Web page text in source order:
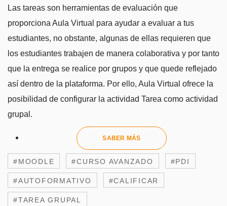
Las tareas son herramientas de evaluación que
proporciona Aula Virtual para ayudar a evaluar a tus
estudiantes, no obstante, algunas de ellas requieren que
los estudiantes trabajen de manera colaborativa y por tanto
que la entrega se realice por grupos y que quede reflejado
así dentro de la plataforma. Por ello, Aula Virtual ofrece la
posibilidad de configurar la actividad Tarea como actividad
grupal.
SABER MÁS
#MOODLE #CURSO AVANZADO #PDI
#AUTOFORMATIVO #CALIFICAR
#TAREA GRUPAL